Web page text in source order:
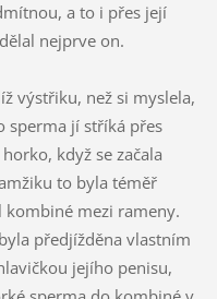
a to i přes její
nejprve on.
výstřiku, než si myslela,
sperma jí stříká přes
když se začala
to byla téměř
kombiné mezi rameny.
předjížděna vlastním
jejího penisu,